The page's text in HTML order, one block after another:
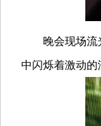
晚会现场流光
中闪烁着激动的